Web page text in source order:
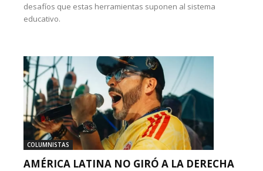
desafíos que estas herramientas suponen al sistema
educativo.
COLUMNISTAS
AMÉRICA LATINA NO GIRÓ A LA DERECHA